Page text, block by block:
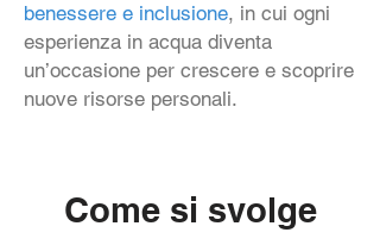
benessere e inclusione, in cui ogni
esperienza in acqua diventa
un’occasione per crescere e scoprire
nuove risorse personali.
Come si svolge